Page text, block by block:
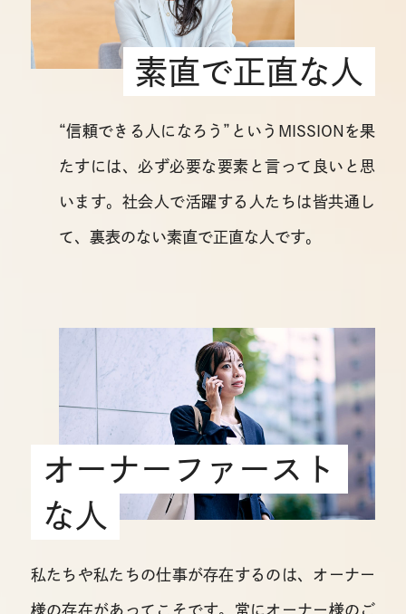
素直で正直な人
“信頼できる人になろう”という MISSIONを果
たすには、必ず必要な要素と言って良いと思
います。 社会人で活躍する人たちは皆共通し
て、 裏表のない素直で正直な人です。
オーナーファースト
な人
私たちや私たちの仕事が存在するのは、オーナー
様の存在があってこそです。常にオーナー様のご